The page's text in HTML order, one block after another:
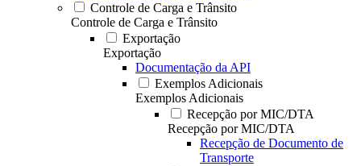
Controle de Carga e Trânsito
Controle de Carga e Trânsito
Exportação
Exportação
Documentação da API
Exemplos Adicionais
Exemplos Adicionais
Recepção por MIC/DTA
Recepção por MIC/DTA
Recepção de Documento de
Transporte